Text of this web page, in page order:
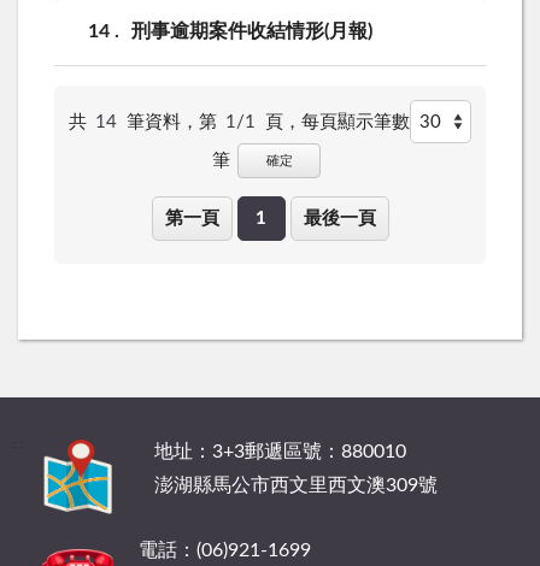
14 刑事逾期案件收結情形(月報)
共 14 筆資料，第 1/1 頁， 每頁顯示筆數
筆 確定
第一頁 1 最後一頁
地址：3+3郵遞區號：880010
澎湖縣馬公市西文里西文澳309號
電話：(06)921-1699